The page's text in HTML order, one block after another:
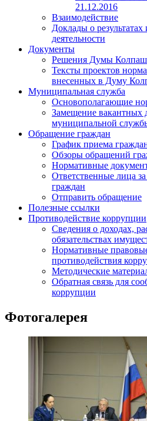
21.12.2016
Взаимодействие
Доклады о
деятельности
Документы
Решения Думы
Тексты проектов
внесенных в Думу
Муниципальная служба
Основополагающие
Замещение вакантных
муниципальной
Обращение граждан
График приема
Обзоры обращений
Нормативные
Ответственные лица
граждан
Отправить обращение
Полезные ссылки
Противодействие коррупции
Сведения о доходах,
обязательствах
Нормативные
противодействия
Методические
Обратная связь для
коррупции
Фотогалерея